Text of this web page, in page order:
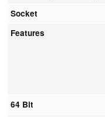
Socket
Features
64 Bit